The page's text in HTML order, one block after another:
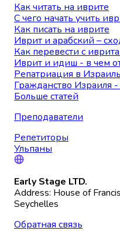
Как читать на иврите
С чего начать учить
Как писать на иврите
Иврит и арабский –
Как перевести с
Иврит и идиш - в чем
Репатриация в Израиль
Гражданство Израиля
Больше статей
Преподаватели
Репетиторы
Ульпаны
Early Stage LTD.
Address: House of
Seychelles
Обратная связь